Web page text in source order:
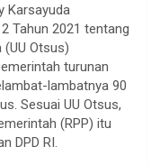
Karsayuda
Tahun 2021 tentang
Otsus)
turunan
lambatnya 90
Sesuai UU Otsus,
(RPP) itu
DPD RI.